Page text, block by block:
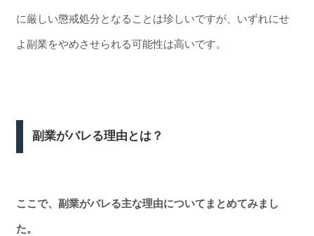
に厳しい懲戒処分となることは珍しいですが、いずれにせ
よ副業をやめさせられる可能性は高いです。
副業がバレる理由とは？
ここで、副業がバレる主な理由についてまとめてみまし
た。